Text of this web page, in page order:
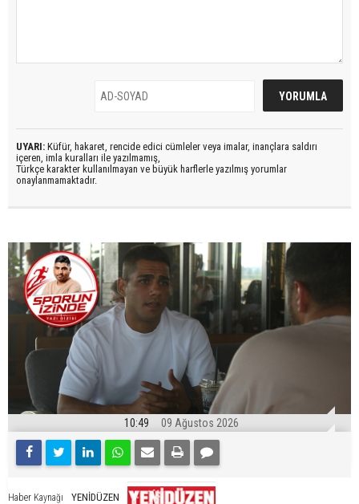
UYARI: Küfür, hakaret, rencide edici cümleler veya imalar, inançlara saldırı
içeren, imla kuralları ile yazılmamış,
Türkçe karakter kullanılmayan ve büyük harflerle yazılmış yorumlar
onaylanmamaktadır.
10:49 09 Ağustos 2026
Haber Kaynağı YENİDÜZEN